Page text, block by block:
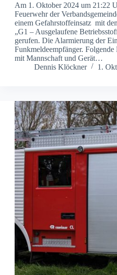
Am 1. Oktober 2024 um 21:22
Feuerwehr der
einem Gefahrstoffeinsatz mit
„G1 – Ausgelaufene
gerufen. Die Alarmierung der
Funkmeldeempfänger. Folgende
mit Mannschaft und Gerät…
Dennis Klöckner
1.